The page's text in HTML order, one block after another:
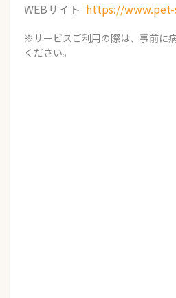
WEBサイト https://
※サービスご利用の際は、事前に
ください。